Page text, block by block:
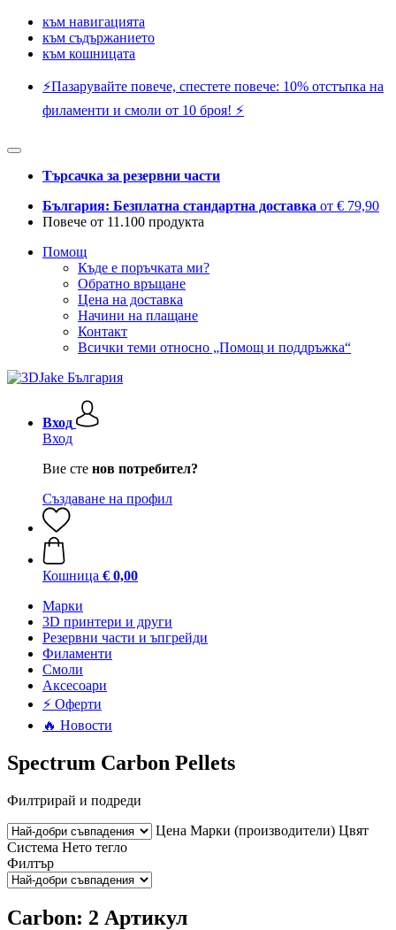
към навигацията
към съдържанието
към кошницата
⚡️Пазарувайте повече, спестете повече: 10% отстъпка на
филаменти и смоли от 10 броя! ⚡️
Търсачка за резервни части
България: Безплатна стандартна доставка от € 79,90
Повече от 11.100 продукта
Помощ
Къде е поръчката ми?
Обратно връщане
Цена на доставка
Начини на плащане
Контакт
Всички теми относно „Помощ и поддръжка“
Вход
Вход
Вие сте нов потребител?
Създаване на профил
Кошница € 0,00
Mарки
3D принтери и други
Резервни части и ъпгрейди
Филаменти
Смоли
Аксесоари
⚡ Оферти
🔥 Новости
Spectrum Carbon Pellets
Филтрирай и подреди
Цена Марки (производители) Цвят
Система Нето тегло
Филтър
Carbon: 2 Артикул